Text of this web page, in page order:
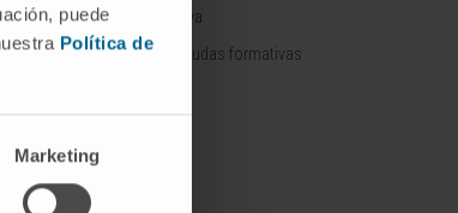
puede
Política de
Marketing
Oferta formativa
Contratos y ayudas formativas